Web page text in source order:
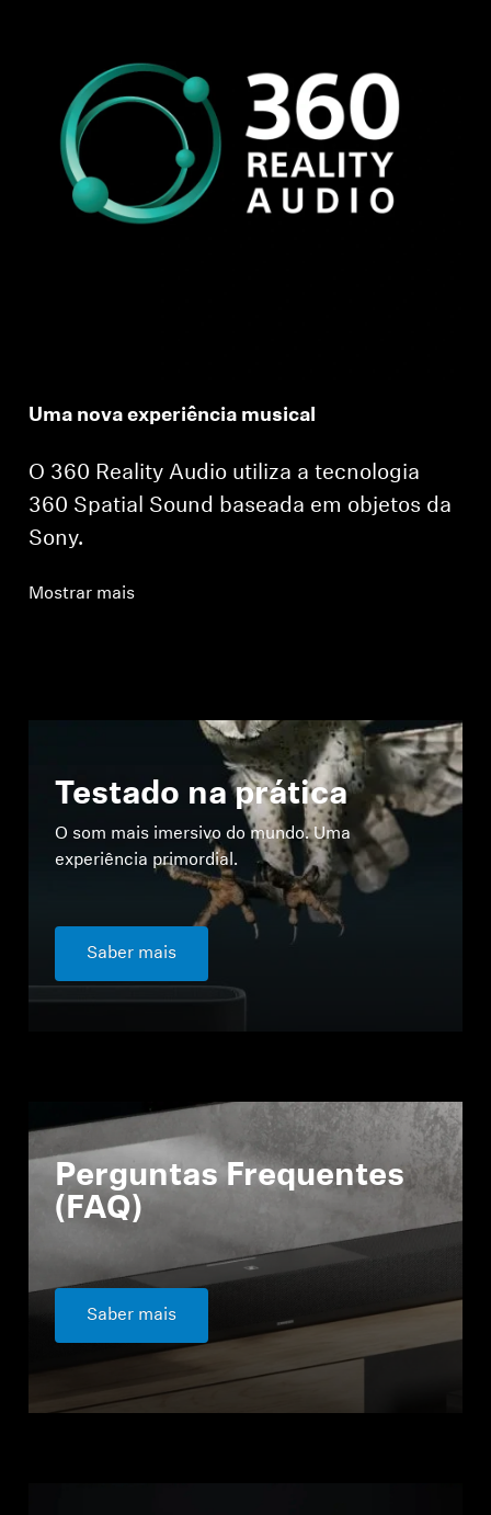
Uma nova experiência musical
O 360 Reality Audio utiliza a tecnologia
360 Spatial Sound baseada em objetos da
Sony.
Mostrar mais
Testado na prática
O som mais imersivo do mundo. Uma
experiência primordial.
Saber mais
Perguntas Frequentes
(FAQ)
Saber mais